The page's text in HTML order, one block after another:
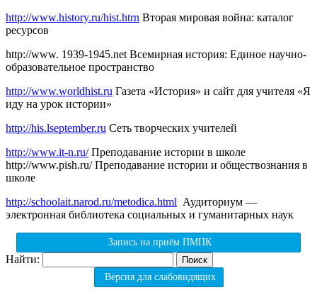
http://www.history.ru/hist.htrn Вторая мировая война: каталог
ресурсов
http://www. 1939-1945.net Всемирная история: Единое научно-
образовательное пространство
http://www.worldhist.ru Газета «История» и сайт для учителя «Я
иду на урок истории»
http://his.lseptember.ru Сеть творческих учителей
http://www.it-n.ru/Преподавание истории в школе
http://www.pish.ru/ Преподавание истории и обществознания в
школе
http://schoolait.narod.ru/metodica.html Аудиториум —
электронная библиотека социальных и гуманитарных наук
Запись на приём ПМПК
Найти:
Версия для слабовидящих